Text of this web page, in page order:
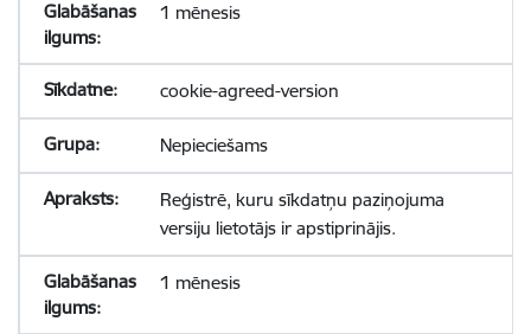
1 mēnesis
cookie-agreed-version
Nepieciešams
Reģistrē, kuru sīkdatņu paziņojuma
versiju lietotājs ir apstiprinājis.
1 mēnesis